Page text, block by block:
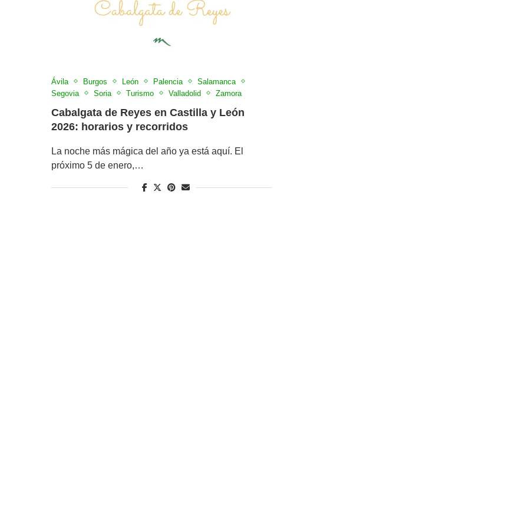
Ávila Burgos León Palencia
Salamanca
Segovia
Soria Turismo Valladolid Zamora
Cabalgata de Reyes en Castilla y León
2026: horarios y recorridos
La noche más mágica del año ya está aquí. El
próximo 5 de enero,…